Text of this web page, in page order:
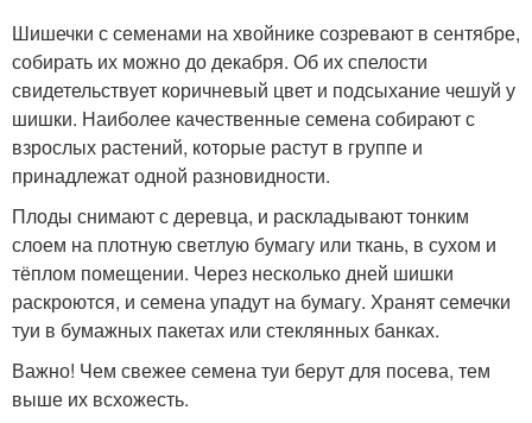
Шишечки с семенами на хвойнике созревают в сентябре,
собирать их можно до декабря. Об их спелости
свидетельствует коричневый цвет и подсыхание чешуй у
шишки. Наиболее качественные семена собирают с
взрослых растений, которые растут в группе и
принадлежат одной разновидности.
Плоды снимают с деревца, и раскладывают тонким
слоем на плотную светлую бумагу или ткань, в сухом и
тёплом помещении. Через несколько дней шишки
раскроются, и семена упадут на бумагу. Хранят семечки
туи в бумажных пакетах или стеклянных банках.
Важно! Чем свежее семена туи берут для посева, тем
выше их всхожесть.